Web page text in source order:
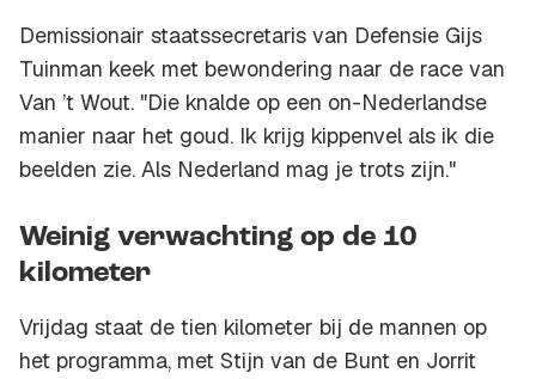
Demissionair staatssecretaris van Defensie Gijs
Tuinman keek met bewondering naar de race van
Van ’t Wout. "Die knalde op een on-Nederlandse
manier naar het goud. Ik krijg kippenvel als ik die
beelden zie. Als Nederland mag je trots zijn."
Weinig verwachting op de 10
kilometer
Vrijdag staat de tien kilometer bij de mannen op
het programma, met Stijn van de Bunt en Jorrit